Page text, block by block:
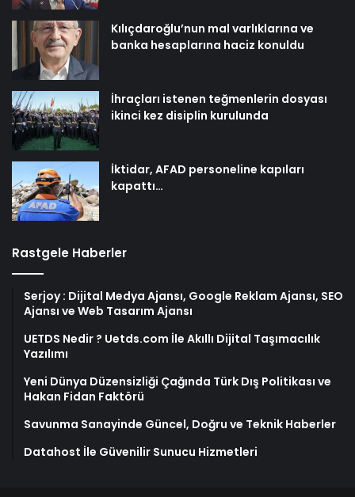
Kılıçdaroğlu’nun mal varlıklarına ve
banka hesaplarına haciz konuldu
İhraçları istenen teğmenlerin dosyası
ikinci kez disiplin kurulunda
İktidar, AFAD personeline kapıları
kapattı…
Rastgele Haberler
Serjoy : Dijital Medya Ajansı, Google Reklam Ajansı, SEO
Ajansı ve Web Tasarım Ajansı
UETDS Nedir ? Uetds.com İle Akıllı Dijital Taşımacılık
Yazılımı
Yeni Dünya Düzensizliği Çağında Türk Dış Politikası ve
Hakan Fidan Faktörü
Savunma Sanayinde Güncel, Doğru ve Teknik Haberler
Datahost İle Güvenilir Sunucu Hizmetleri